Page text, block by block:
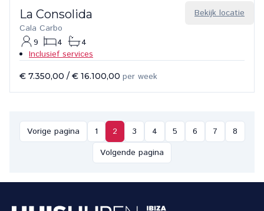
Bekijk locatie
La Consolida
Cala Carbo
9
4
4
Inclusief services
€ 7.350,00 / € 16.100,00 per week
Vorige pagina 1 2 3 4 5 6 7
8
Volgende pagina